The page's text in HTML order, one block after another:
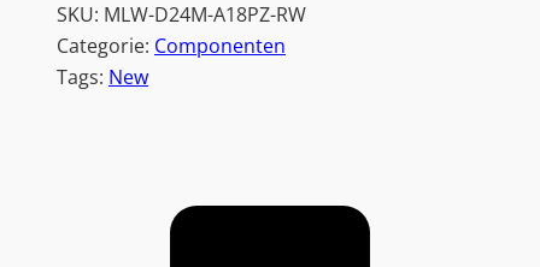
SKU: MLW-D24M-A18PZ-RW
Categorie: Componenten
Tags: New